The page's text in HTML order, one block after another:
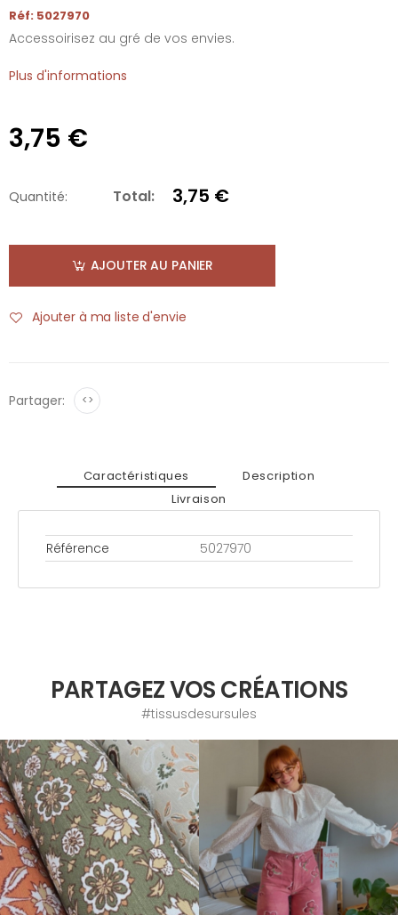
Réf: 5027970
Accessoirisez au gré de vos envies.
Plus d'informations
3,75 €
Quantité: Total: 3,75 €
AJOUTER AU PANIER
Ajouter à ma liste d'envie
Partager: <>
Caractéristiques
Description
Livraison
Référence 5027970
PARTAGEZ VOS CRÉATIONS
#tissusdesursules